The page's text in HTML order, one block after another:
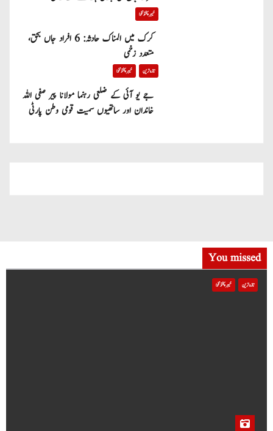
خیبر پختونخوا
کرک میں المناک حادثہ: 6 افراد جاں بحق،
متعدد زخمی
تازہ ترین خیبر پختونخوا
جے یو آئی کے ضلعی رہنما مولانا پیر صفی اللہ
خاندان اور ساتھیوں سمیت قومی وطن پارٹی
You missed
تازہ ترین خیبر پختونخوا